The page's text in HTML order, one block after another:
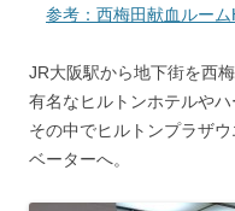
参考：西梅田献血ルーム
JR大阪駅から地下街を西
有名なヒルトンホテルやハ
その中でヒルトンプラザ
ベーターへ。